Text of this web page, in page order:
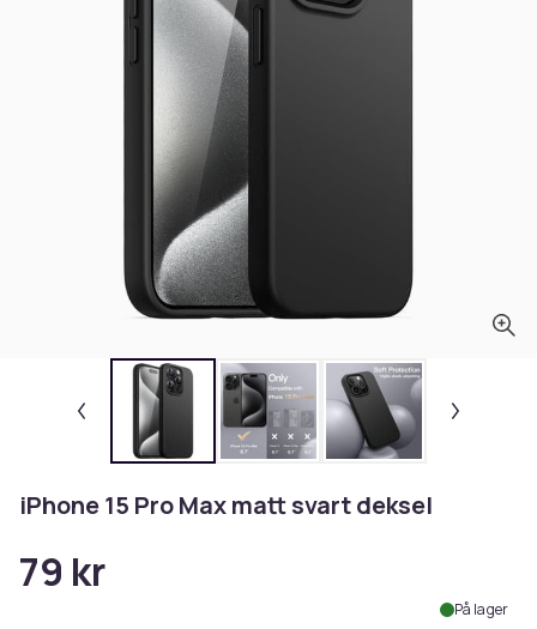
iPhone 15 Pro Max matt svart deksel
79 kr
På lager